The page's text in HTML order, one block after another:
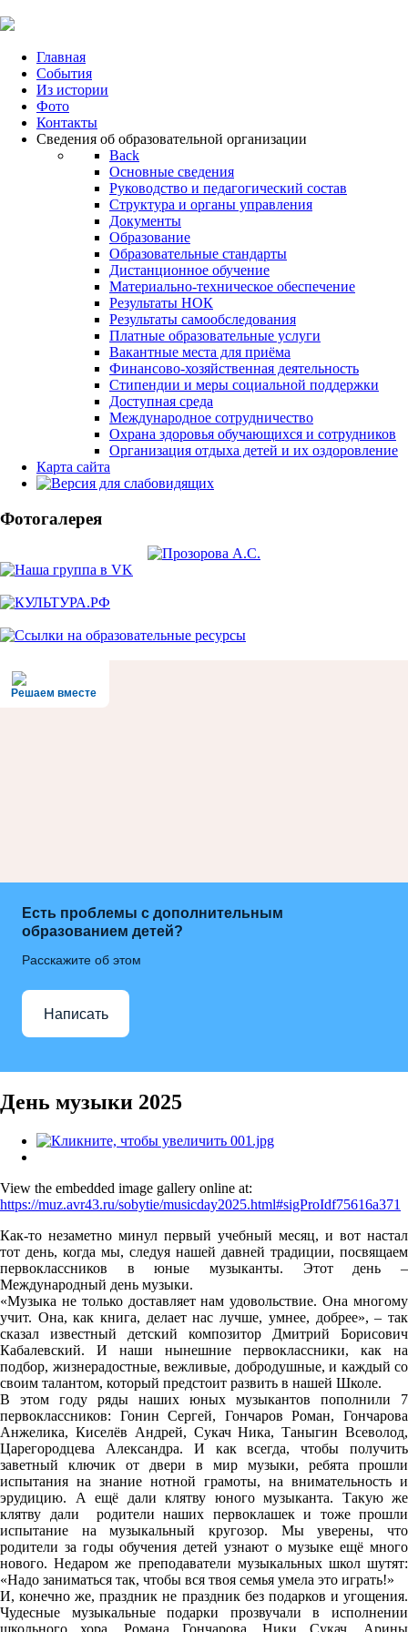
Главная
События
Из истории
Фото
Контакты
Сведения об образовательной организации
Back
Основные сведения
Руководство и педагогический состав
Структура и органы управления
Документы
Образование
Образовательные стандарты
Дистанционное обучение
Материально-техническое обеспечение
Результаты НОК
Результаты самообследования
Платные образовательные услуги
Вакантные места для приёма
Финансово-хозяйственная деятельность
Стипендии и меры социальной поддержки
Доступная среда
Международное сотрудничество
Охрана здоровья обучающихся и сотрудников
Организация отдыха детей и их оздоровление
Карта сайта
Фотогалерея
Решаем вместе
Есть проблемы с дополнительным
образованием детей?
Расскажите об этом
Написать
День музыки 2025
View the embedded image gallery online at:
https://muz.avr43.ru/sobytie/musicday2025.html#sigProIdf75616a371
Как-то незаметно минул первый учебный месяц, и вот настал
тот день, когда мы, следуя нашей давней традиции, посвящаем
первоклассников в юные музыканты. Этот день –
Международный день музыки.
«Музыка не только доставляет нам удовольствие. Она многому
учит. Она, как книга, делает нас лучше, умнее, добрее», – так
сказал известный детский композитор Дмитрий Борисович
Кабалевский. И наши нынешние первоклассники, как на
подбор, жизнерадостные, вежливые, добродушные, и каждый со
своим талантом, который предстоит развить в нашей Школе.
В этом году ряды наших юных музыкантов пополнили 7
первоклассников: Гонин Сергей, Гончаров Роман, Гончарова
Анжелика, Киселёв Андрей, Сукач Ника, Таныгин Всеволод,
Царегородцева Александра. И как всегда, чтобы получить
заветный ключик от двери в мир музыки, ребята прошли
испытания на знание нотной грамоты, на внимательность и
эрудицию. А ещё дали клятву юного музыканта. Такую же
клятву дали родители наших первоклашек и тоже прошли
испытание на музыкальный кругозор. Мы уверены, что
родители за годы обучения детей узнают о музыке ещё много
нового. Недаром же преподаватели музыкальных школ шутят:
«Надо заниматься так, чтобы вся твоя семья умела это играть!»
И, конечно же, праздник не праздник без подарков и угощения.
Чудесные музыкальные подарки прозвучали в исполнении